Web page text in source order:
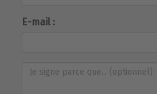
E-mail :